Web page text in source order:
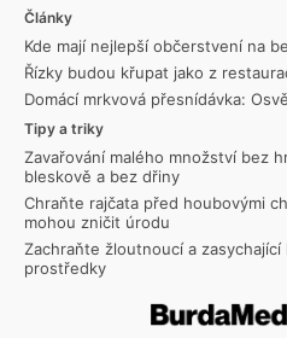
Články
Kde mají nejlepší občerstvení na
Řízky budou křupat jako z
Domácí mrkvová přesnídávka:
Tipy a triky
Zavařování malého množství bez
bleskově a bez dřiny
Chraňte rajčata před houbovými
mohou zničit úrodu
Zachraňte žloutnoucí a
prostředky